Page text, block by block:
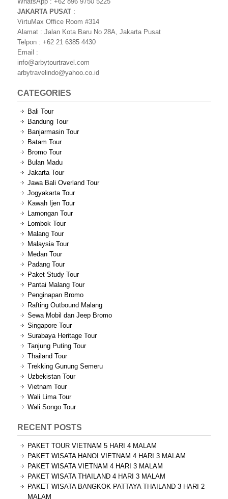
JAKARTA PUSAT :
VirtuMax Office Room #314
Alamat : Jalan Kota Baru No 28A, Jakarta Pusat
Telpon : +62 21 6385 4430
Email :
info@arbytourtravel.com
arbytravelindo@yahoo.co.id
CATEGORIES
Bali Tour
Bandung Tour
Banjarmasin Tour
Batam Tour
Bromo Tour
Bulan Madu
Jakarta Tour
Jawa Bali Overland Tour
Jogyakarta Tour
Kawah Ijen Tour
Lamongan Tour
Lombok Tour
Malang Tour
Malaysia Tour
Medan Tour
Padang Tour
Paket Study Tour
Pantai Malang Tour
Penginapan Bromo
Rafting Outbound Malang
Sewa Mobil dan Jeep Bromo
Singapore Tour
Surabaya Heritage Tour
Tanjung Puting Tour
Thailand Tour
Trekking Gunung Semeru
Uzbekistan Tour
Vietnam Tour
Wali Lima Tour
Wali Songo Tour
RECENT POSTS
PAKET TOUR VIETNAM 5 HARI 4 MALAM
PAKET WISATA HANOI VIETNAM 4 HARI 3 MALAM
PAKET WISATA VIETNAM 4 HARI 3 MALAM
PAKET WISATA THAILAND 4 HARI 3 MALAM
PAKET WISATA BANGKOK PATTAYA THAILAND 3 HARI 2
MALAM